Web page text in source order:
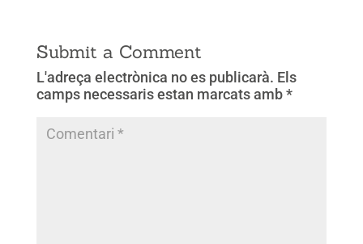
Submit a Comment
L'adreça electrònica no es publicarà. Els
camps necessaris estan marcats amb*